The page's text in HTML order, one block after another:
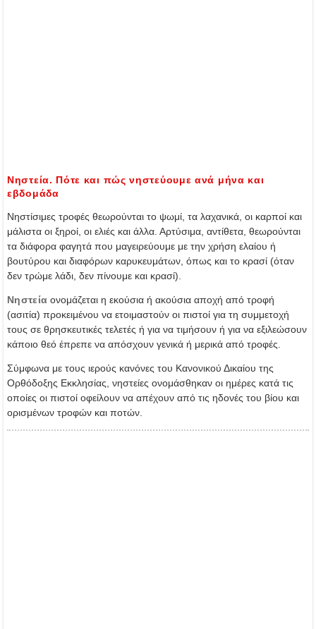
Νηστεία. Πότε και πώς νηστεύουμε ανά μήνα και
εβδομάδα
Νηστίσιμες τροφές θεωρούνται το ψωμί, τα λαχανικά, οι καρποί και
μάλιστα οι ξηροί, οι ελιές και άλλα. Αρτύσιμα, αντίθετα, θεωρούνται
τα διάφορα φαγητά που μαγειρεύουμε με την χρήση ελαίου ή
βουτύρου και διαφόρων καρυκευμάτων, όπως και το κρασί (όταν
δεν τρώμε λάδι, δεν πίνουμε και κρασί).
Νηστεία ονομάζεται η εκούσια ή ακούσια αποχή από τροφή
(ασιτία) προκειμένου να ετοιμαστούν οι πιστοί για τη συμμετοχή
τους σε θρησκευτικές τελετές ή για να τιμήσουν ή για να εξιλεώσουν
κάποιο θεό έπρεπε να απόσχουν γενικά ή μερικά από τροφές.
Σύμφωνα με τους ιερούς κανόνες του Κανονικού Δικαίου της
Ορθόδοξης Εκκλησίας, νηστείες ονομάσθηκαν οι ημέρες κατά τις
οποίες οι πιστοί οφείλουν να απέχουν από τις ηδονές του βίου και
ορισμένων τροφών και ποτών.